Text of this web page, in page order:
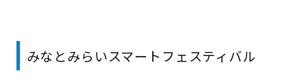
みなとみらいスマートフェスティバル